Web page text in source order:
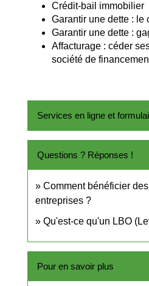
Crédit-bail immobilier
Garantir une dette : le
Garantir une dette :
Affacturage : céder
société de
Services en ligne et
Questions ? Réponses !
Comment bénéficier
entreprises ?
Qu'est-ce qu'un LBO
Pour en savoir plus